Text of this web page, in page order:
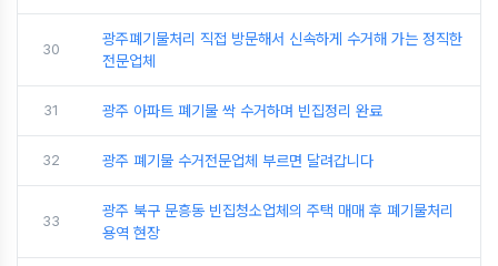
30
광주폐기물처리 직접 방문해서 신속하게 수거해 가는 정직한
전문업체
31 광주 아파트 폐기물 싹 수거하며 빈집정리 완료
32 광주 폐기물 수거전문업체 부르면 달려갑니다
33
광주 북구 문흥동 빈집청소업체의 주택 매매 후 폐기물처리
용역 현장